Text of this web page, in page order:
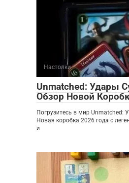
Настолки
Unmatched: Удары
Обзор Новой
Погрузитесь в мир Unmatched:
Новая коробка 2026 года с
и